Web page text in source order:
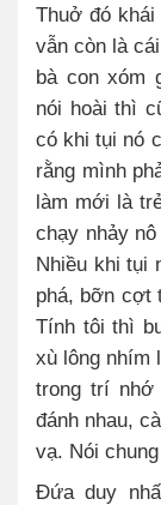
Thuở đó
vẫn còn là
bà con xóm
nói hoài thì
có khi tụi nó
rằng mình
làm mới là
chạy nhảy
Nhiều khi tụi
phá, bỡn cợt
Tính tôi thì
xù lông nhím
trong trí nhớ
đánh nhau,
vạ. Nói
Đứa duy